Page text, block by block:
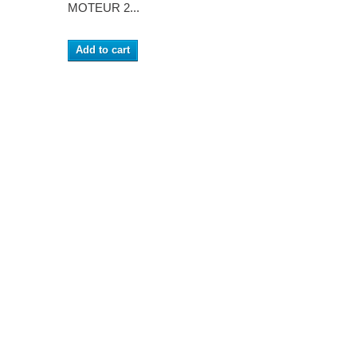
MOTEUR 2...
Add to cart